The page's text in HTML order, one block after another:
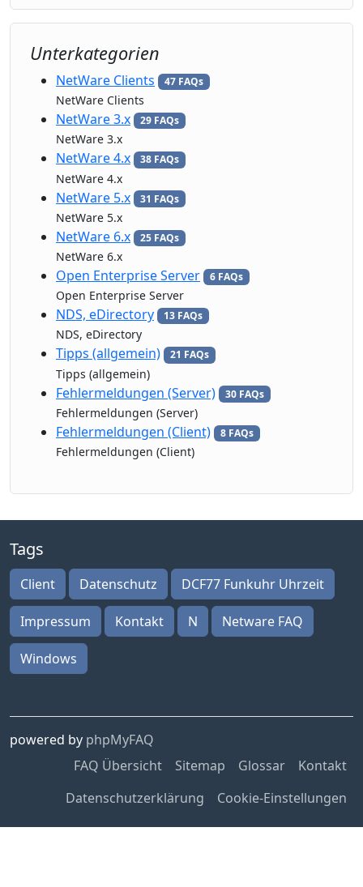
Unterkategorien
NetWare Clients 47 FAQs
NetWare Clients
NetWare 3.x 29 FAQs
NetWare 3.x
NetWare 4.x 38 FAQs
NetWare 4.x
NetWare 5.x 31 FAQs
NetWare 5.x
NetWare 6.x 25 FAQs
NetWare 6.x
Open Enterprise Server 6 FAQs
Open Enterprise Server
NDS, eDirectory 13 FAQs
NDS, eDirectory
Tipps (allgemein) 21 FAQs
Tipps (allgemein)
Fehlermeldungen (Server) 30 FAQs
Fehlermeldungen (Server)
Fehlermeldungen (Client) 8 FAQs
Fehlermeldungen (Client)
Tags
Client Datenschutz DCF77 Funkuhr Uhrzeit
Impressum Kontakt N Netware FAQ
Windows
powered by phpMyFAQ
FAQ Übersicht
Sitemap Glossar
Kontakt
Datenschutzerklärung
Cookie-Einstellungen